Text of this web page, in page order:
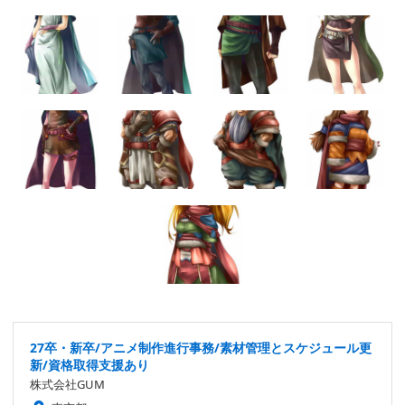
27卒・新卒/アニメ制作進行事務/素材管理とスケジュール更
新/資格取得支援あり
株式会社GUM